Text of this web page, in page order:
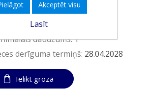
5908252021024
Iepakojumā:
daudzums:1
derīguma termiņš: 28.04.2028
Ielikt grozā
Akceptēt visu
Lasīt